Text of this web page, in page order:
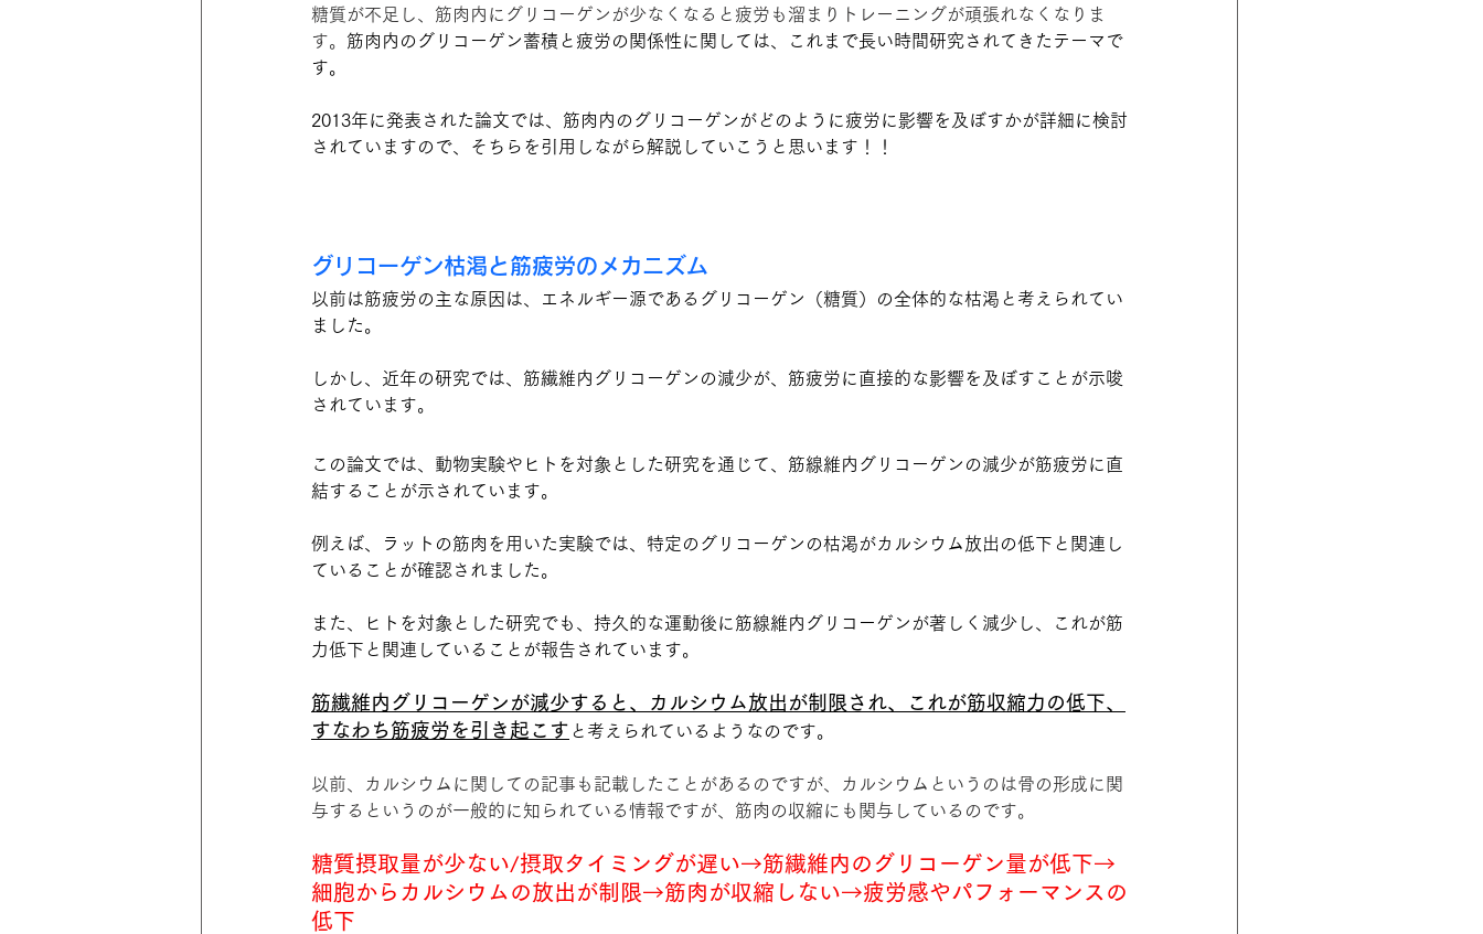
糖質が不足し、筋肉内にグリコーゲンが少なくなると疲労も溜まりトレーニングが頑張れなくなりま
す。 筋肉内のグリコーゲン蓄積と疲労の関係性に関しては、これまで長い時間研究されてきたテーマで
す。
2013年に発表された論文では、筋肉内のグリコーゲンがどのように疲労に影響を及ぼすかが詳細に検討
されていますので、そちらを引用しながら解説していこうと思います！！
グリコーゲン枯渇と筋疲労のメカニズム
以前は筋疲労の主な原因は、エネルギー源であるグリコーゲン（糖質）の全体的な枯渇と考えられてい
ました。
しかし、近年の研究では、筋繊維内グリコーゲンの減少が、筋疲労に直接的な影響を及ぼすことが示唆
されています。
この論文では、動物実験やヒトを対象とした研究を通じて、筋線維内グリコーゲンの減少が筋疲労に直
結することが示されています。
例えば、ラットの筋肉を用いた実験では、特定のグリコーゲンの枯渇がカルシウム放出の低下と関連し
ていることが確認されました。
また、ヒトを対象とした研究でも、持久的な運動後に筋線維内グリコーゲンが著しく減少し、これが筋
力低下と関連していることが報告されています。
筋繊維内グリコーゲンが減少すると、カルシウム放出が制限され、これが筋収縮力の低下、
すなわち筋疲労を引き起こす と考えられているようなのです。
以前、カルシウムに関しての記事も記載したことがあるのですが、カルシウムというのは骨の形成に関
与するというのが一般的に知られている情報ですが、筋肉の収縮にも関与しているのです。
糖質摂取量が少ない/摂取タイミングが遅い→筋繊維内のグリコーゲン量が低下→
細胞からカルシウムの放出が制限→筋肉が収縮しない→疲労感やパフォーマンスの
低下